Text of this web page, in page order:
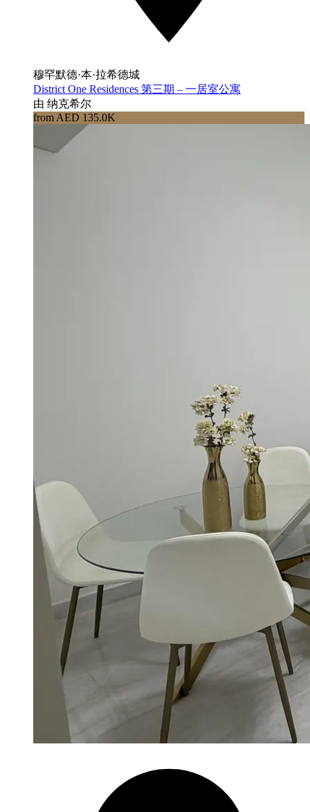
穆罕默德·本·拉希德城
District One Residences 第三期 – 一居室公寓
由 纳克希尔
from AED 135.0K